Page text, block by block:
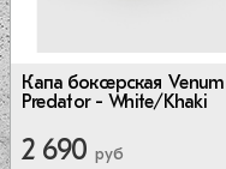
Капа боксерская Venum
Predator - White/Khaki
2 690 руб